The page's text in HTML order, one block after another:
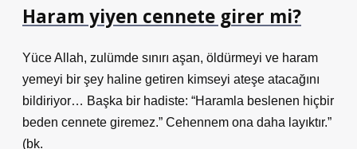
Haram yiyen cennete girer mi?
Yüce Allah, zulümde sınırı aşan, öldürmeyi ve haram
yemeyi bir şey haline getiren kimseyi ateşe atacağını
bildiriyor… Başka bir hadiste: “Haramla beslenen hiçbir
beden cennete giremez.” Cehennem ona daha layıktır.”
(bk.